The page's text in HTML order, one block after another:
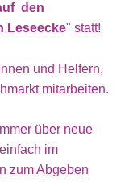
den
Leseecke" statt!
und Helfern,
mitarbeiten.
über neue
im
zum Abgeben